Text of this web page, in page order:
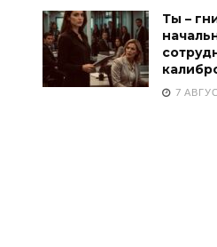
Ты –
7